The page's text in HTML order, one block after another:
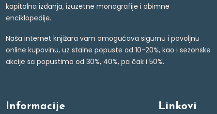
kapitalna izdanja, izuzetne monografije i obimne
enciklopedije.
Naša internet knjižara vam omogućava sigurnu i povoljnu
online kupovinu, uz stalne popuste od 10-20%, kao i sezonske
akcije sa popustima od 30%, 40%, pa čak i 50%.
Informacije Linkovi